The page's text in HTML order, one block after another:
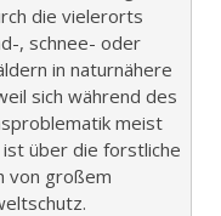
die vielerorts
, schnee- oder
in naturnähere
sich während des
meist
über die forstliche
von großem